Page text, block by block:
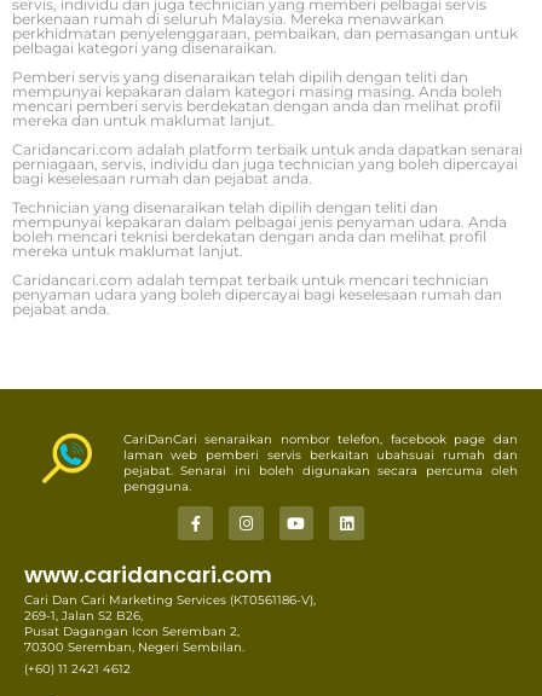
servis, individu dan juga technician yang memberi pelbagai servis
berkenaan rumah di seluruh Malaysia. Mereka menawarkan
perkhidmatan penyelenggaraan, pembaikan, dan pemasangan untuk
pelbagai kategori yang disenaraikan.
Pemberi servis yang disenaraikan telah dipilih dengan teliti dan
mempunyai kepakaran dalam kategori masing masing. Anda boleh
mencari pemberi servis berdekatan dengan anda dan melihat profil
mereka dan untuk maklumat lanjut.
Caridancari.com adalah platform terbaik untuk anda dapatkan senarai
perniagaan, servis, individu dan juga technician yang boleh dipercayai
bagi keselesaan rumah dan pejabat anda.
Technician yang disenaraikan telah dipilih dengan teliti dan
mempunyai kepakaran dalam pelbagai jenis penyaman udara. Anda
boleh mencari teknisi berdekatan dengan anda dan melihat profil
mereka untuk maklumat lanjut.
Caridancari.com adalah tempat terbaik untuk mencari technician
penyaman udara yang boleh dipercayai bagi keselesaan rumah dan
pejabat anda.
CariDanCari senaraikan nombor telefon, facebook page dan
laman web pemberi servis berkaitan ubahsuai rumah dan
pejabat. Senarai ini boleh digunakan secara percuma oleh
pengguna.
www.caridancari.com
Cari Dan Cari Marketing Services (KT0561186-V),
269-1, Jalan S2 B26,
Pusat Dagangan Icon Seremban 2,
70300 Seremban, Negeri Sembilan.
(+60) 11 2421 4612